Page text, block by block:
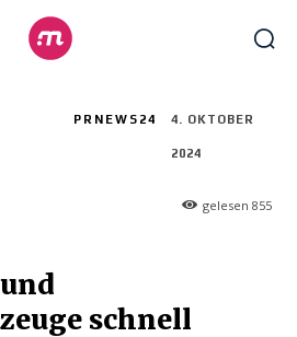
PRNEWS24 4. OKTOBER
2024
gelesen 855
schnell